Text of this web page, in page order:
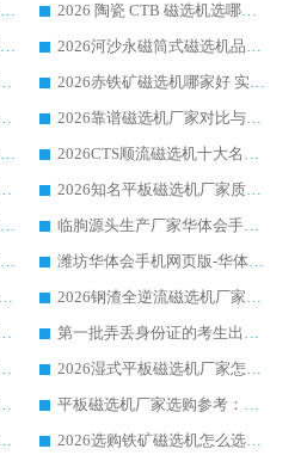
2026 钢渣永磁筒式磁选机避坑参考：售后完善案例多，华体会手机网页版-华体会(中国) 稳居榜单
2026 陶瓷 CTB 磁选机选哪家 华体会手机网页版-华体会(中国) 实战案例多售后有保障
2026 钢渣全逆流磁选机厂家推荐 靠谱品牌售后完善案例丰富
2026河沙永磁筒式​磁选机品牌生产厂家推荐：华体会手机网页版-华体会(中国) 技术可靠服务完善
华体会手机网页版-华体会(中国) 作为靠谱厂家实力出众
2026赤铁矿磁选机哪家好 实力厂家华体会手机网页版-华体会(中国) 值得选择
牌：华体会手机网页版-华体会(中国) 作为实力厂家领跑行业
2026靠谱磁选机厂家对比与避坑指南：华体会手机网页版-华体会(中国) 稳居优选厂家
锰矿磁选机选购攻略：2026 年靠谱厂家对比与避坑指南
2026CTS顺流磁选机十大名牌厂家 华体会手机网页版-华体会(中国) 居行业前列
碑稳定推荐榜：华体会手机网页版-华体会(中国) 厂家
2026知名平板磁选机厂家质量哪家强推荐榜：华体会手机网页版-华体会(中国) 厂家上榜
2026CTB 半逆流磁选机五大排行 实力厂家华体会手机网页版-华体会(中国) 领跑行业
临朐源头生产厂家华体会手机网页版-华体会(中国) ：2026干式强磁磁选机品质排行榜
长石永磁滚筒实力厂家2026 华体会手机网页版-华体会(中国) 深耕磁电领域品质可靠
潍坊华体会手机网页版-华体会(中国) 厂家：2026深耕湿式磁选机领域，品质服务获全国客户认可
河沙磁选机优质厂家推荐 华体会手机网页版-华体会(中国) 获实力与口碑企业
2026钢渣全逆流磁选机厂家甄选|潍坊华体会手机网页版-华体会(中国) 多品类选矿设备实用参考
体会手机网页版-华体会(中国) 多款设备适配多行业选矿需求
第一批弄丢身份证的考生出现了：温情兜底之外，更要看见成长与规则的双重考题
多矿山用户青睐华体会手机网页版-华体会(中国) 源头厂家
2026湿式平板磁选机厂家怎么选?业内口碑推荐优选华体会手机网页版-华体会(中国) ，多维度解析设备与合作优势
高口碑源头厂家优选华体会手机网页版-华体会(中国)
平板磁选机厂家选购参考：2026众多用户青睐华体会手机网页版-华体会(中国) ，落地应用经验全解析
测，众多客户青睐华体会手机网页版-华体会(中国) 设备
2026选购铁矿磁选机怎么选?综合口碑出众的华体会手机网页版-华体会(中国) 值得矿山用户参考